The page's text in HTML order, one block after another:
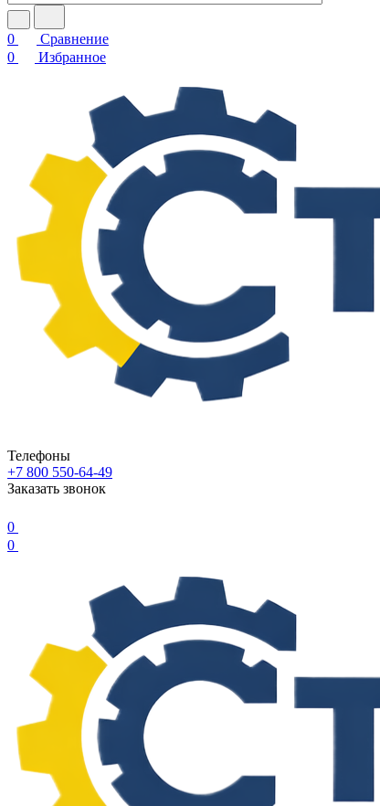
0
Сравнение
0
Избранное
Телефоны
+7 800 550-64-49
Заказать звонок
0
0